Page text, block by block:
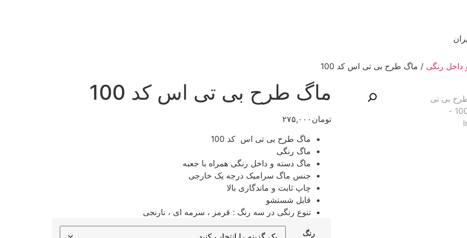
داخل رنگی / ماگ طرح بی تی اس کد 100
ماگ طرح بی تی اس کد 100
تومان ۲۷۵,۰۰۰
ماگ طرح بی تی اس کد 100
ماگ رنگی
ماگ دسته و داخل رنگی همراه با جعبه
جنس ماگ سرامیک درجه یک خارجی
چاپ ثابت و ماندگاری بالا
قابل شستشو
تنوع رنگی در سه رنگ : قرمز ، سرمه ای ، نارنجی
رنگ